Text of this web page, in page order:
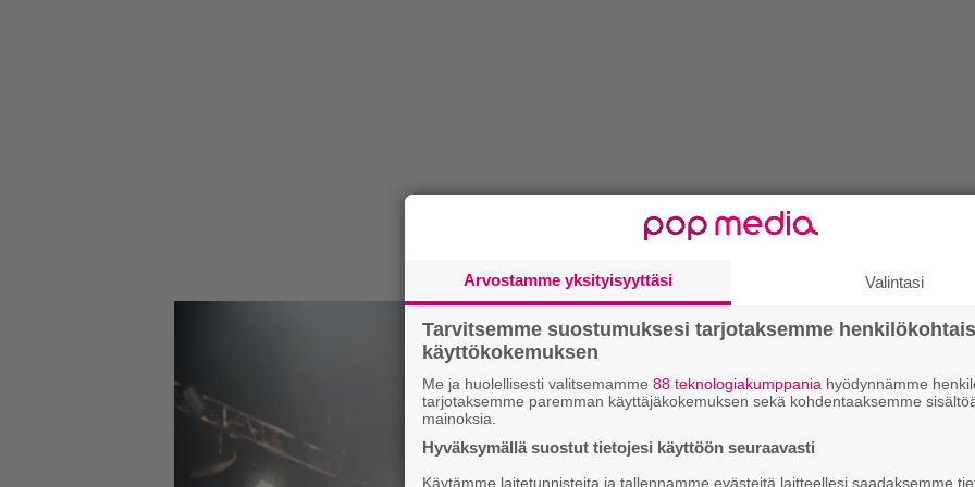
Arvostamme yksityisyyttäsi Valintasi
Tarvitsemme suostumuksesi tarjotaksemme
käyttökokemuksen
Me ja huolellisesti valitsemamme 88 teknologiakumppania hyödynnämme
tarjotaksemme paremman käyttäjäkokemuksen sekä kohdentaaksemme
mainoksia.
Hyväksymällä suostut tietojesi käyttöön seuraavasti
Käytämme laitetunnisteita ja tallennamme evästeitä laitteellesi saadaksemme